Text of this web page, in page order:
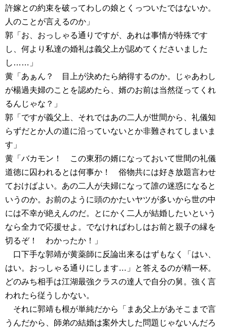
許嫁との約束を破ってわしの娘とくっついたではないか。
人のことが言えるのか」
郭「お、おっしゃる通りですが、あれは事情が特殊です
し、何より私達の婚礼は義父上が認めてくださいました
し……」
黄「あぁん？ 目上が決めたら納得するのか。じゃあわし
が楊過夫婦のことを認めたら、婿のお前は当然従ってくれ
るんじゃな？」
郭「ですが義父上、それではあの二人が世間から、礼儀知
らずだとか人の道に沿っていないとか非難されてしまいま
す」
黄「バカモン！ この東邪の婿になっておいて世間の礼儀
道徳に囚われるとは何事か！ 俗物共には好き放題言わせ
ておけばよい。あの二人が夫婦になって誰の迷惑になると
いうのか。お前のように頭のかたいヤツが多いから世の中
には不幸が絶えんのだ。とにかく二人が結婚したいという
なら全力で応援せよ。でなければわしはお前と親子の縁を
切るぞ！ わかったか！」
口下手な郭靖が黄薬師に反論出来るはずもなく「はい、
はい。おっしゃる通りにします…」と答えるのが精一杯。
どのみち相手は江湖最強クラスの達人で自分の舅。強く言
われたら従うしかない。
それに郭靖も根が単純だから「まあ父上があそこまで言
うんだから、師弟の結婚は案外大した問題じゃないんだろ